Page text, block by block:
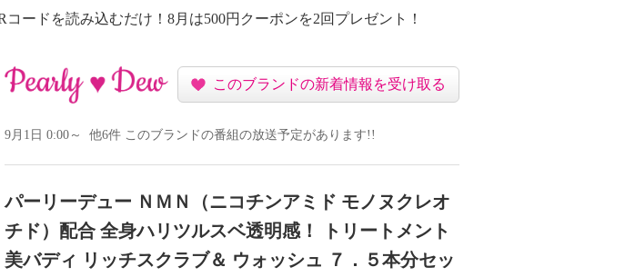
ードを読み込むだけ！8月は500円クーポンを2回プレゼント！
このブランドの新着情報を受け取る
9月1日 0:00～ 他6件 このブランドの番組の放送予定があります!!
パーリーデュー ＮＭＮ（ニコチンアミド モノヌクレオ
チド）配合 全身ハリツルスベ透明感！ トリートメント
美バディ リッチスクラブ＆ ウォッシュ ７．５本分セッ